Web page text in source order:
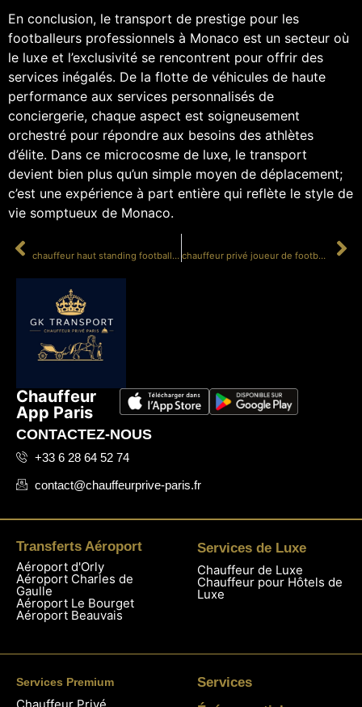
En conclusion, le transport de prestige pour les
footballeurs professionnels à Monaco est un secteur où
le luxe et l’exclusivité se rencontrent pour offrir des
services inégalés. De la flotte de véhicules de haute
performance aux services personnalisés de
conciergerie, chaque aspect est soigneusement
orchestré pour répondre aux besoins des athlètes
d’élite. Dans ce microcosme de luxe, le transport
devient bien plus qu’un simple moyen de déplacement;
c’est une expérience à part entière qui reflète le style de
vie somptueux de Monaco.
chauffeur haut standing footballeur professionnel Côte d’Azur chauffeur privé joueur de football professionnel week-end libre
Chauffeur
App Paris
CONTACTEZ-NOUS
+33 6 28 64 52 74
contact@chauffeurprive-paris.fr
Transferts Aéroport
Aéroport d'Orly
Aéroport Charles de
Gaulle
Aéroport Le Bourget
Aéroport Beauvais
Services de Luxe
Chauffeur de Luxe
Chauffeur pour Hôtels de
Luxe
Services Premium
Services